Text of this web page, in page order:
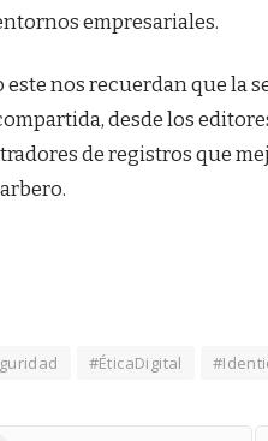
empresariales.
nos recuerdan que la
desde los
de registros que
#ÉticaDigital